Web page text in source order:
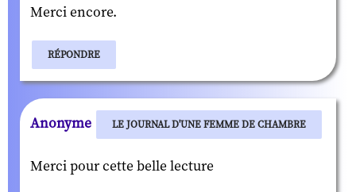
Merci encore.
RÉPONDRE
Anonyme LE JOURNAL D'UNE FEMME DE CHAMBRE
Merci pour cette belle lecture